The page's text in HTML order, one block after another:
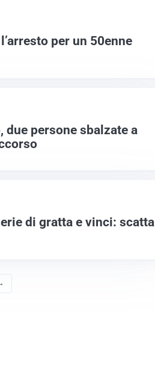
per un 50enne
due persone sbalzate a
di gratta e vinci: scatta